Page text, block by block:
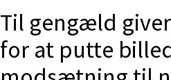
Til gengæld
for at putte